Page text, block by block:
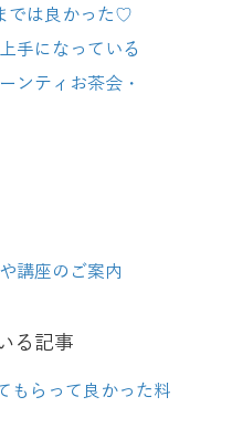
では良かった♡
手になっている
ンティお茶会・
講座のご案内
る記事
もらって良かった料